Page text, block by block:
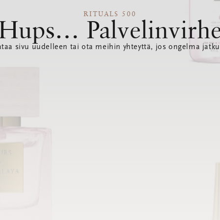
RITUALS 500
sivu uudelleen tai ota meihin yhteyttä, jos ongelma